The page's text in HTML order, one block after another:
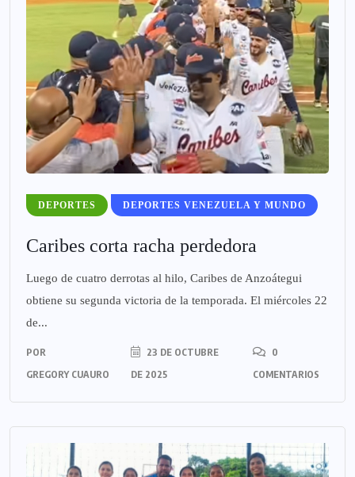
DEPORTES DEPORTES VENEZUELA Y MUNDO
Caribes corta racha perdedora
Luego de cuatro derrotas al hilo, Caribes de Anzoátegui
obtiene su segunda victoria de la temporada. El miércoles 22
de...
POR
GREGORY CUAURO
23 DE OCTUBRE
DE 2025
0
COMENTARIOS